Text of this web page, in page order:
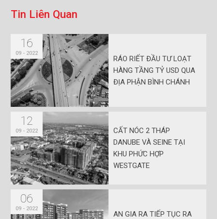
Tin Liên Quan
16
09 - 2022
RÁO RIẾT ĐẦU TƯ LOẠT
HÀNG TẦNG TỶ USD QUA
ĐỊA PHẬN BÌNH CHÁNH
12
09 - 2022
CẤT NÓC 2 THÁP
DANUBE VÀ SEINE TẠI
KHU PHỨC HỢP
WESTGATE
06
09 - 2022
AN GIA RA TIẾP TỤC RA